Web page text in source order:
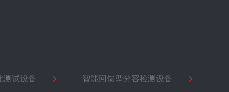
测试设备 智能回馈型分容检测设备